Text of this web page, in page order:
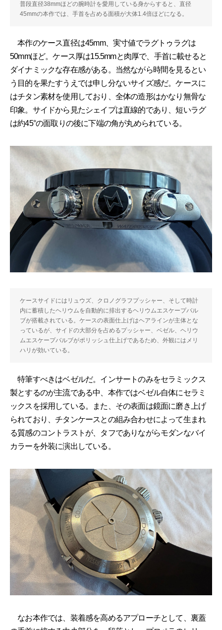
普段直径38mmほどの腕時計を愛用している身からすると、直径
45mmの本作では、手首を占める面積が大体1.4倍ほどになる。
本作のケース直径は45mm、実寸値でラグトゥラグは
50mmほど。ケース厚は15.5mmと肉厚で、手首に載せると
ダイナミックな存在感がある。当然ながら時間を見るとい
う目的を果たすうえでは申し分ないサイズ感だ。ケースに
はチタン素材を使用しており、全体の造形はかなり無骨な
印象。サイドから見たシェイプは直線的であり、短いラグ
は約45°の面取りの後に下端の角が丸められている。
ケースサイドにはリュウズ、クロノグラフプッシャー、そして時計
内に蓄積したヘリウムを自動的に排出するヘリウムエスケープバル
ブが搭載されている。ケースの表面仕上げはヘアラインが主体とな
っているが、サイドの大部分を占めるプッシャー、ベゼル、ヘリウ
ムエスケープバルブがポリッシュ仕上げであるため、外観にはメリ
ハリが効いている。
特筆すべきはベゼルだ。インサートのみをセラミックス
製とするのが主流である中、本作ではベゼル自体にセラミ
ックスを採用している。また、その表面は鏡面に磨き上げ
られており、チタンケースとの組み合わせによって生まれ
る質感のコントラストが、タフでありながらモダンなバイ
カラーを外装に演出している。
なお本作では、装着感を高めるアプローチとして、裏蓋